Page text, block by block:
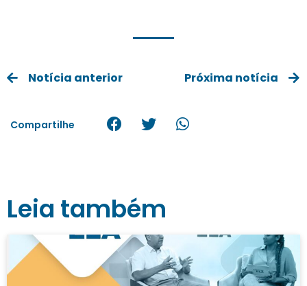
Notícia anterior Próxima notícia
Compartilhe
Leia também